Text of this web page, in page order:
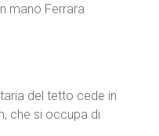
del tetto cede in
che si occupa di